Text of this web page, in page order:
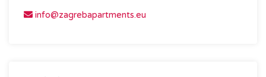
info@zagrebapartments.eu